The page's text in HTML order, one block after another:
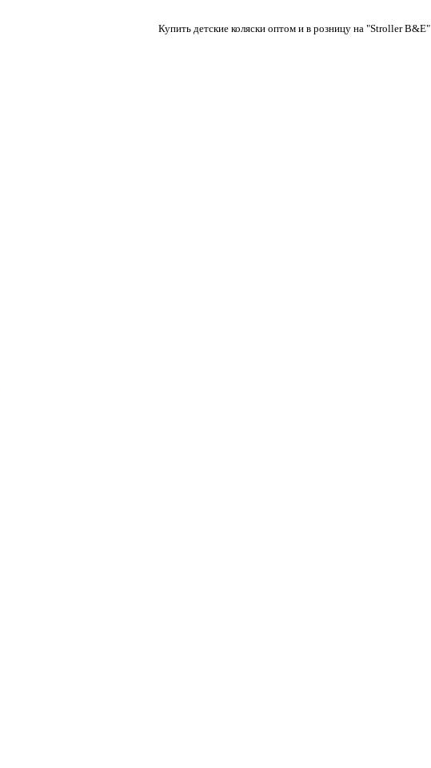
Купить детские коляски оптом и в розницу на "Stroller B&E"